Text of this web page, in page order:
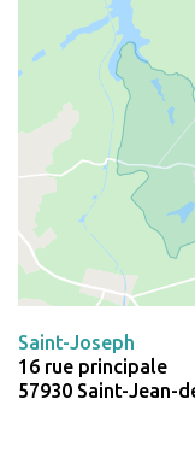
Saint-Joseph
16 rue principale
57930 Saint-Jean-